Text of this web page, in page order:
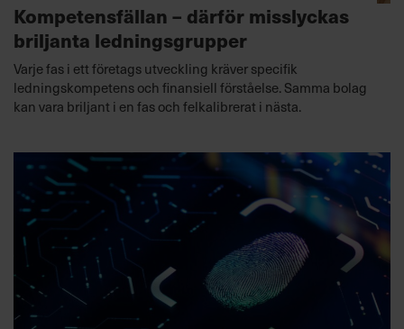
Kompetensfällan – därför misslyckas
briljanta ledningsgrupper
Varje fas i ett företags utveckling kräver specifik
ledningskompetens och finansiell förståelse. Samma bolag
kan vara briljant i en fas och felkalibrerat i nästa.